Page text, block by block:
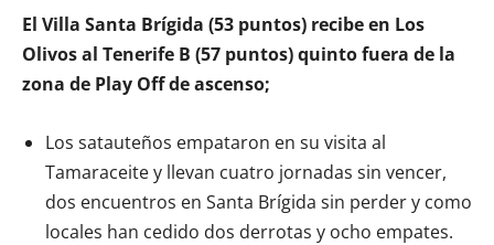
El Villa Santa Brígida (53 puntos) recibe en Los
Olivos al Tenerife B (57 puntos) quinto fuera de la
zona de Play Off de ascenso;
Los satauteños empataron en su visita al
Tamaraceite y llevan cuatro jornadas sin vencer,
dos encuentros en Santa Brígida sin perder y como
locales han cedido dos derrotas y ocho empates.